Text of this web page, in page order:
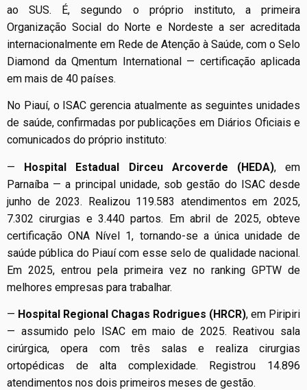
ao SUS. É, segundo o próprio instituto, a primeira
Organização Social do Norte e Nordeste a ser acreditada
internacionalmente em Rede de Atenção à Saúde, com o Selo
Diamond da Qmentum International — certificação aplicada
em mais de 40 países.
No Piauí, o ISAC gerencia atualmente as seguintes unidades
de saúde, confirmadas por publicações em Diários Oficiais e
comunicados do próprio instituto:
— Hospital Estadual Dirceu Arcoverde (HEDA), em
Parnaíba — a principal unidade, sob gestão do ISAC desde
junho de 2023. Realizou 119.583 atendimentos em 2025,
7.302 cirurgias e 3.440 partos. Em abril de 2025, obteve
certificação ONA Nível 1, tornando-se a única unidade de
saúde pública do Piauí com esse selo de qualidade nacional.
Em 2025, entrou pela primeira vez no ranking GPTW de
melhores empresas para trabalhar.
— Hospital Regional Chagas Rodrigues (HRCR), em Piripiri
— assumido pelo ISAC em maio de 2025. Reativou sala
cirúrgica, opera com três salas e realiza cirurgias
ortopédicas de alta complexidade. Registrou 14.896
atendimentos nos dois primeiros meses de gestão.